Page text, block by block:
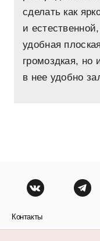
сделать как
и
удобная
громоздкая, но
в нее удобно
Контакты